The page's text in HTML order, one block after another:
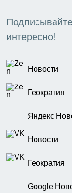
интересно!
Новости
Геократия
Яндекс
Новости
Геократия
Google